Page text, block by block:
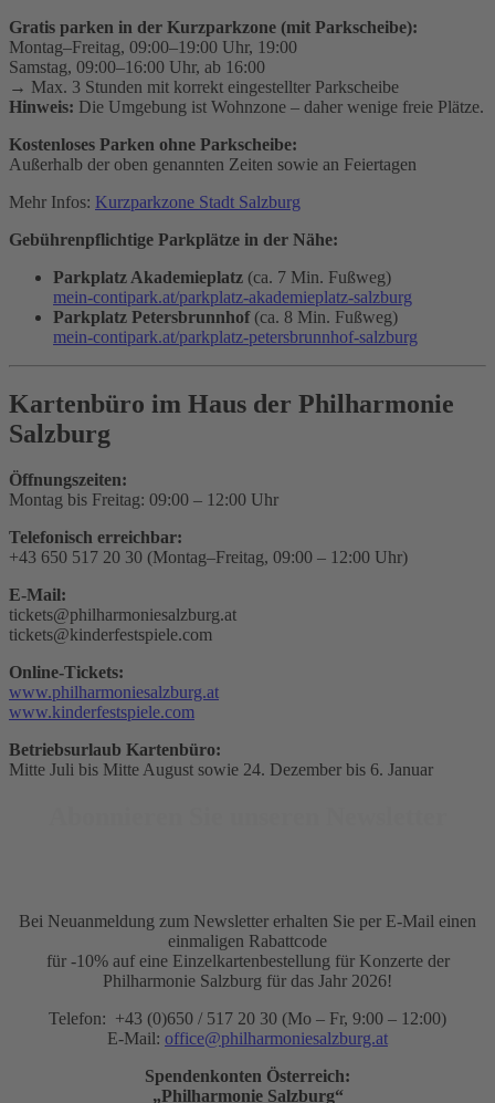
Gratis parken in der Kurzparkzone (mit Parkscheibe):
Montag–Freitag, 09:00–19:00 Uhr, 19:00
Samstag, 09:00–16:00 Uhr, ab 16:00
→ Max. 3 Stunden mit korrekt eingestellter Parkscheibe
Hinweis: Die Umgebung ist Wohnzone – daher wenige freie Plätze.
Kostenloses Parken ohne Parkscheibe:
Außerhalb der oben genannten Zeiten sowie an Feiertagen
Mehr Infos: Kurzparkzone Stadt Salzburg
Gebührenpflichtige Parkplätze in der Nähe:
Parkplatz Akademieplatz (ca. 7 Min. Fußweg)
mein-contipark.at/parkplatz-akademieplatz-salzburg
Parkplatz Petersbrunnhof(ca. 8 Min. Fußweg)
mein-contipark.at/parkplatz-petersbrunnhof-salzburg
Kartenbüro im Haus der Philharmonie
Salzburg
Öffnungszeiten:
Montag bis Freitag: 09:00 – 12:00 Uhr
Telefonisch erreichbar:
+43 650 517 20 30 (Montag–Freitag, 09:00 – 12:00 Uhr)
E-Mail:
tickets@philharmoniesalzburg.at
tickets@kinderfestspiele.com
Online-Tickets:
www.philharmoniesalzburg.at
www.kinderfestspiele.com
Betriebsurlaub Kartenbüro:
Mitte Juli bis Mitte August sowie 24. Dezember bis 6. Januar
Bei Neuanmeldung zum Newsletter erhalten Sie per E-Mail einen
einmaligen Rabattcode
für -10% auf eine Einzelkartenbestellung für Konzerte der
Philharmonie Salzburg für das Jahr 2026!
Telefon: +43 (0)650 / 517 20 30 (Mo – Fr, 9:00 – 12:00)
E-Mail: office@philharmoniesalzburg.at
Spendenkonten Österreich:
„Philharmonie Salzburg“